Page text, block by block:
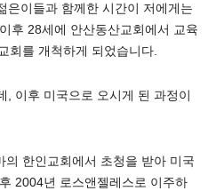
은이들과 함께한 시간이 저에게는
후 28세에 안산동산교회에서 교육
회를 개척하게 되었습니다.
, 이후 미국으로 오시게 된 과정이
한인교회에서 초청을 받아 미국
2004년 로스앤젤레스로 이주하